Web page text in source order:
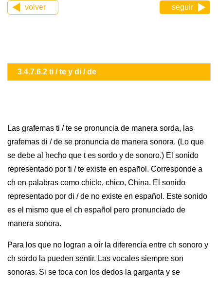
volver seguir
3.4.7.6.2 ti / te y di / de
Las grafemas ti / te se pronuncia de manera sorda, las
grafemas di / de se pronuncia de manera sonora. (Lo que
se debe al hecho que t es sordo y de sonoro.) El sonido
representado por ti / te existe en español. Corresponde a
ch en palabras como chicle, chico, China. El sonido
representado por di / de no existe en español. Este sonido
es el mismo que el ch español pero pronunciado de
manera sonora.
Para los que no logran a oír la diferencia entre ch sonoro y
ch sordo la pueden sentir. Las vocales siempre son
sonoras. Si se toca con los dedos la garganta y se